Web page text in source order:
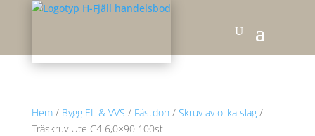
Hem/ Bygg EL & VVS / Fästdon / Skruv av olika slag/
Träskruv Ute C4 6,0×90 100st